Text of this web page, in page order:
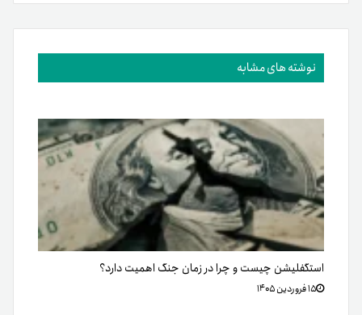
نوشته های مشابه
استگفلیشن چیست و چرا در زمان جنگ اهمیت دارد؟
۱۵ فروردین ۱۴۰۵